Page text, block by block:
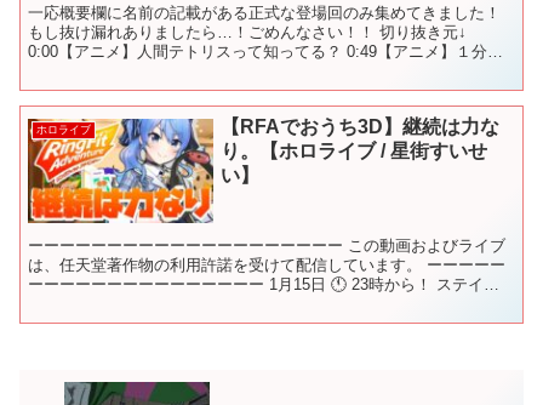
一応概要欄に名前の記載がある正式な登場回のみ集めてきました！
もし抜け漏れありましたら…！ごめんなさい！！ 切り抜き元↓
0:00【アニメ】人間テトリスって知ってる？ 0:49【アニメ】１分で
ホロライブ
【RFAでおうち3D】継続は力な
り。【ホロライブ / 星街すいせ
い】
ーーーーーーーーーーーーーーーーーーーー この動画およびライブ
は、任天堂著作物の利用許諾を受けて配信しています。 ーーーーー
ーーーーーーーーーーーーーーー 1月15日 🕚 23時から！ ステイホ